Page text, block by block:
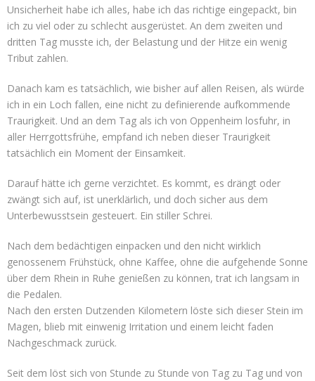
Unsicherheit habe ich alles, habe ich das richtige eingepackt, bin
ich zu viel oder zu schlecht ausgerüstet. An dem zweiten und
dritten Tag musste ich, der Belastung und der Hitze ein wenig
Tribut zahlen.
Danach kam es tatsächlich, wie bisher auf allen Reisen, als würde
ich in ein Loch fallen, eine nicht zu definierende aufkommende
Traurigkeit. Und an dem Tag als ich von Oppenheim losfuhr, in
aller Herrgottsfrühe, empfand ich neben dieser Traurigkeit
tatsächlich ein Moment der Einsamkeit.
Darauf hätte ich gerne verzichtet. Es kommt, es drängt oder
zwängt sich auf, ist unerklärlich, und doch sicher aus dem
Unterbewusstsein gesteuert. Ein stiller Schrei.
Nach dem bedächtigen einpacken und den nicht wirklich
genossenem Frühstück, ohne Kaffee, ohne die aufgehende Sonne
über dem Rhein in Ruhe genießen zu können, trat ich langsam in
die Pedalen.
Nach den ersten Dutzenden Kilometern löste sich dieser Stein im
Magen, blieb mit einwenig Irritation und einem leicht faden
Nachgeschmack zurück.
Seit dem löst sich von Stunde zu Stunde von Tag zu Tag und von